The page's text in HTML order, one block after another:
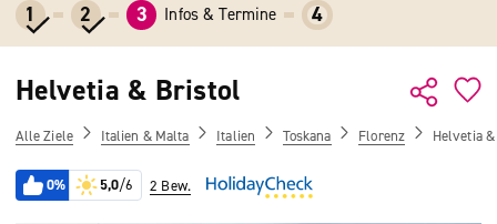
1 2 3 Infos & Termine 4
Helvetia & Bristol
Alle Ziele Italien & Malta Italien Toskana Florenz Helvetia
0% 5,0/6 2 Bew.